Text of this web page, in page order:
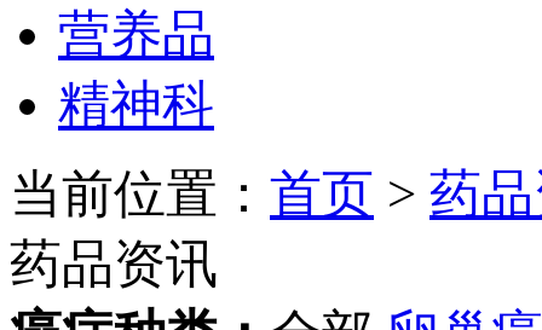
营养品
精神科
当前位置： 首页 > 药
药品资讯